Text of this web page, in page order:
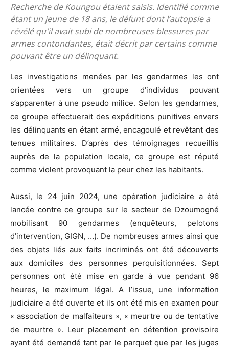
Recherche de Koungou étaient saisis. Identifié comme
étant un jeune de 18 ans, le défunt dont l’autopsie a
révélé qu'il avait subi de nombreuses blessures par
armes contondantes, était décrit par certains comme
pouvant être un délinquant.
Les investigations menées par les gendarmes les ont
orientées vers un groupe d’individus pouvant
s’apparenter à une pseudo milice. Selon les gendarmes,
ce groupe effectuerait des expéditions punitives envers
les délinquants en étant armé, encagoulé et revêtant des
tenues militaires. D’après des témoignages recueillis
auprès de la population locale, ce groupe est réputé
comme violent provoquant la peur chez les habitants.
Aussi, le 24 juin 2024, une opération judiciaire a été
lancée contre ce groupe sur le secteur de Dzoumogné
mobilisant 90 gendarmes (enquêteurs, pelotons
d’intervention, GIGN, …). De nombreuses armes ainsi que
des objets liés aux faits incriminés ont été découverts
aux domiciles des personnes perquisitionnées. Sept
personnes ont été mise en garde à vue pendant 96
heures, le maximum légal. A l’issue, une information
judiciaire a été ouverte et ils ont été mis en examen pour
« association de malfaiteurs », « meurtre ou de tentative
de meurtre ». Leur placement en détention provisoire
ayant été demandé tant par le parquet que par les juges